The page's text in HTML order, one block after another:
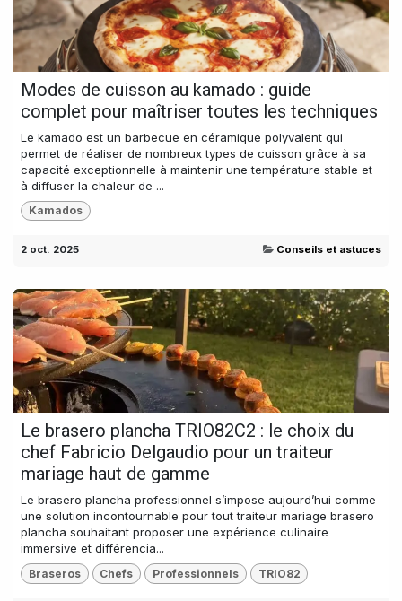
Modes de cuisson au kamado : guide
complet pour maîtriser toutes les techniques
Le kamado est un barbecue en céramique polyvalent qui
permet de réaliser de nombreux types de cuisson grâce à sa
capacité exceptionnelle à maintenir une température stable et
à diffuser la chaleur de ...
Kamados
2 oct. 2025 Conseils et astuces
Le brasero plancha TRIO82C2 : le choix du
chef Fabricio Delgaudio pour un traiteur
mariage haut de gamme
Le brasero plancha professionnel s’impose aujourd’hui comme
une solution incontournable pour tout traiteur mariage brasero
plancha souhaitant proposer une expérience culinaire
immersive et différencia...
Braseros Chefs Professionnels TRIO82